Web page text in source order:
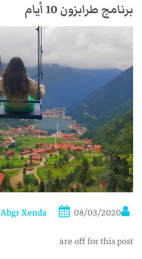
برنامج طرابزون 10 أيام
Abgr Xenda 08/03/2020
are off for this post